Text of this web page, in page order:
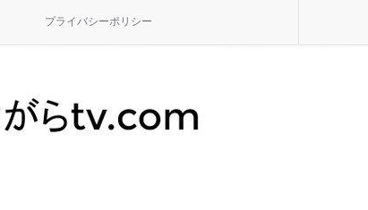
プライバシーポリシー